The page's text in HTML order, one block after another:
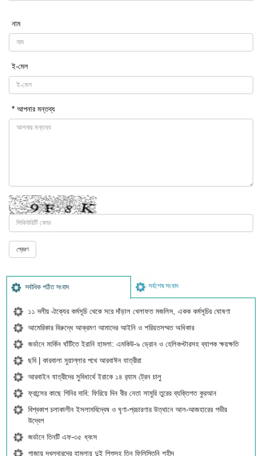
নাম
ই-মেল
* আপনার মন্তব্য
সর্বাধিক পঠিত সংবাদ সর্বশেষ সংবাদ
১১ দলীয় ঐক্যের কর্মসূচি থেকে সরে দাঁড়াল খেলাফত মজলিস, একক কর্মসূচির ঘোষণা
আমেরিকার বিরুদ্ধে আক্রমণ আমাদের আইনি ও শরিয়তসম্মত অধিকার
জর্ডানে মার্কিন ঘাঁটিতে ইরানি হামলা: এমকিউ-৯ ড্রোন ও হেলিকপ্টারসহ ব্যাপক ক্ষয়ক্ষতি
ছবি | কারবালা মুয়াল্লার পথে আরবাঈন যাত্রীরা
আরবাইন যাত্রীদের সুবিধার্থে ইরাকে ১৪ র‍্যাম ট্রেন চালু
ফ্রান্সের কাছে গিনির দাবি: ফিরিয়ে দিন বীর নেতা সামুরি তুরের ব্যক্তিগত কুরআন
বিশ্বকাপ চলাকালীন ইসলামবিদ্বেষ ও ঘৃণা-প্রচারণার উত্থানে আল-আজহারের গভীর
উদ্বেগ
জর্ডানে তিনটি এফ-৩৫ ধ্বংস
গাজায় দখলদারদের হামলায় দুই শিশুসহ তিন ফিলিস্তিনি শহীদ